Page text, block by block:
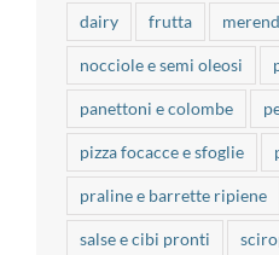
dairy frutta
nocciole e semi oleosi
panettoni e colombe
pizza focacce e sfoglie
praline e barrette ripiene
salse e cibi pronti